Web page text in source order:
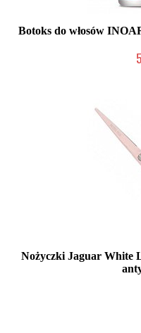
Botoks do włosów
Nożyczki Jaguar White